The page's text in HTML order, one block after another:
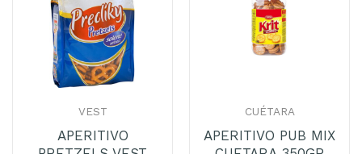
Favoritos
VEST
APERITIVO
CUÉTARA
APERITIVO PUB MIX